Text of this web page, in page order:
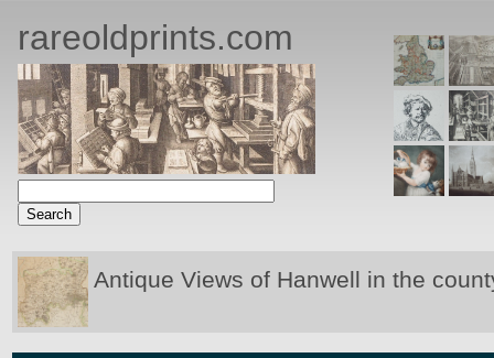
rareoldprints.com
Antique Views of Hanwell in the